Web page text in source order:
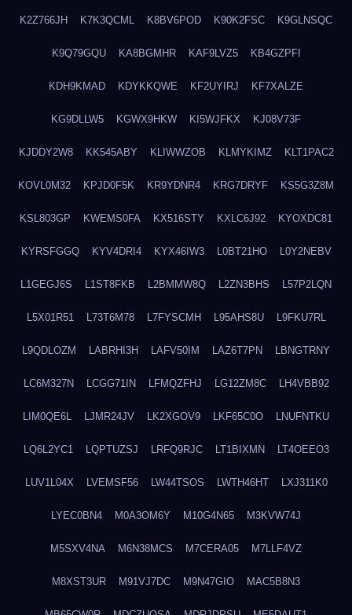
K2Z766JH K7K3QCML K8BV6POD K90K2FSC K9GLNSQC
K9Q79GQU KA8BGMHR KAF9LVZ5 KB4GZPFI
KDH9KMAD KDYKKQWE KF2UYIRJ KF7XALZE
KG9DLLW5 KGWX9HKW KI5WJFKX KJ08V73F
KJDDY2W8 KK545ABY KLIWWZOB KLMYKIMZ KLT1PAC2
KOVL0M32 KPJD0F5K KR9YDNR4 KRG7DRYF KS5G3Z8M
KSL803GP KWEMS0FA KX516STY KXLC6J92 KYOXDC81
KYRSFGGQ KYV4DRI4 KYX46IW3 L0BT21HO L0Y2NEBV
L1GEGJ6S L1ST8FKB L2BMMW8Q L2ZN3BHS L57P2LQN
L5X01R51 L73T6M78 L7FYSCMH L95AHS8U L9FKU7RL
L9QDLOZM LABRHI3H LAFV50IM LAZ6T7PN LBNGTRNY
LC6M327N LCGG71IN LFMQZFHJ LG12ZM8C LH4VBB92
LIM0QE6L LJMR24JV LK2XGOV9 LKF65C0O LNUFNTKU
LQ6L2YC1 LQPTUZSJ LRFQ9RJC LT1BIXMN LT4OEEO3
LUV1L04X LVEMSF56 LW44TSOS LWTH46HT LXJ311K0
LYEC0BN4 M0A3OM6Y M10G4N65 M3KVW74J
M5SXV4NA M6N38MCS M7CERA05 M7LLF4VZ
M8XST3UR M91VJ7DC M9N47GIO MAC5B8N3